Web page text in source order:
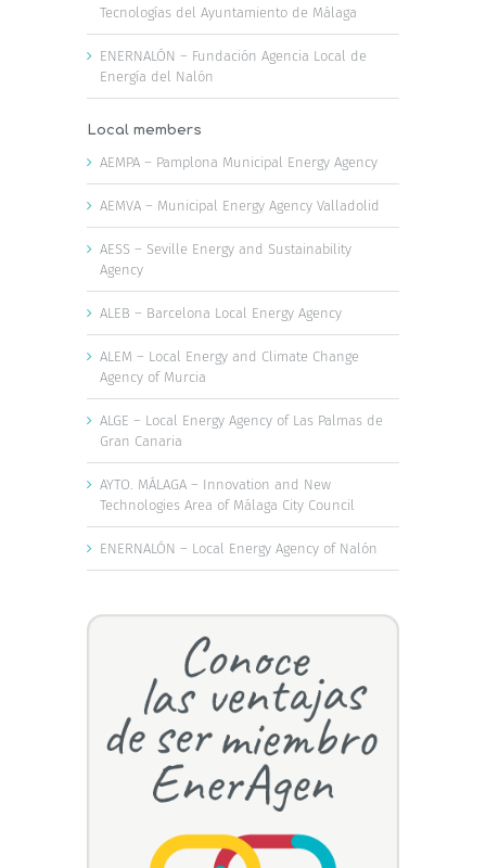
Tecnologías del Ayuntamiento de Málaga
ENERNALÓN – Fundación Agencia Local de
Energía del Nalón
Local members
AEMPA – Pamplona Municipal Energy Agency
AEMVA – Municipal Energy Agency Valladolid
AESS – Seville Energy and Sustainability
Agency
ALEB – Barcelona Local Energy Agency
ALEM – Local Energy and Climate Change
Agency of Murcia
ALGE – Local Energy Agency of Las Palmas de
Gran Canaria
AYTO. MÁLAGA – Innovation and New
Technologies Area of Málaga City Council
ENERNALÓN – Local Energy Agency of Nalón